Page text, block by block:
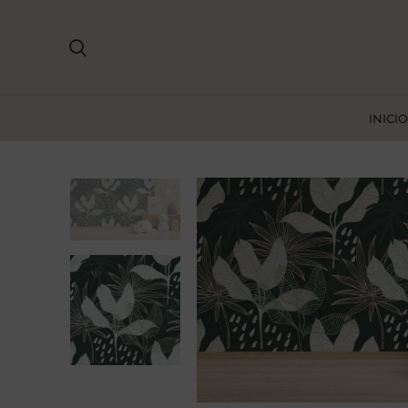
INICIO